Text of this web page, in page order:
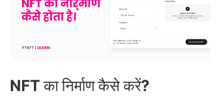
NFT का निर्माण कैसे करें?